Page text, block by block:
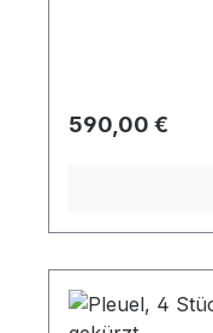
Regulärer Preis:
590,00 €